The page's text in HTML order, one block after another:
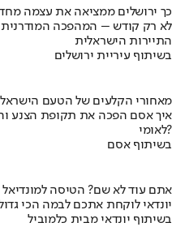
כך ירושלים ממציאה את עצמה
לא רק קודש – המהפכה
התיירות הישראלית
בשיתוף עיריית ירושלים
מאחורי הקלעים של הטעם
לאומי?
בשיתוף אסם
אתם עוד לא שם? הטיסה למונדיאל
יונדאי לוקחת אתכם לבמה הכי
בשיתוף יונדאי מבית כלמוביל